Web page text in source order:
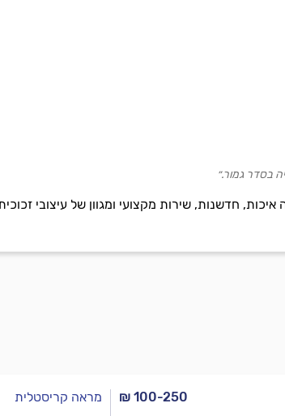
איכות, חדשנות, שירות מקצועי ומגוון של עיצובי
בסדר גמור.״
₪ 100-250 מראה קריסטלית